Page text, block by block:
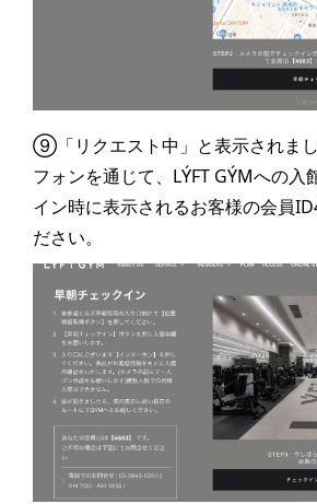
⑨「リクエスト中」と表示されま
フォンを通じて、LÝFT GÝMへの入
イン時に表示されるお客様の会員
ださい。